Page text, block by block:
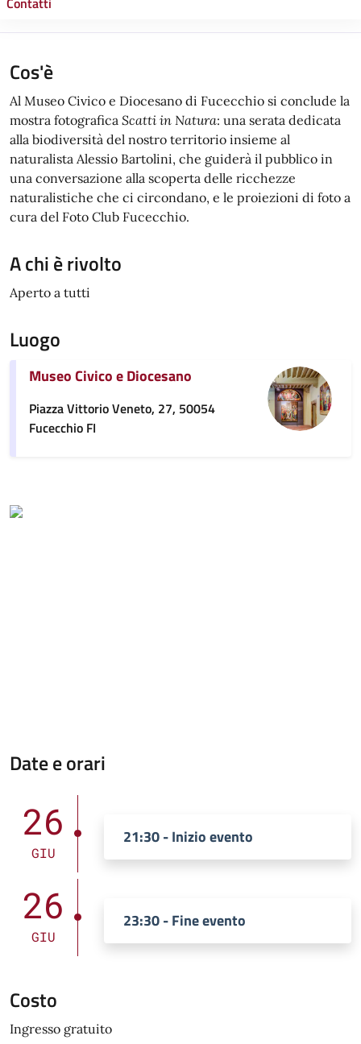
Cos'è
Al Museo Civico e Diocesano di Fucecchio si conclude la
mostra fotografica Scatti in Natura: una serata dedicata
alla biodiversità del nostro territorio insieme al
naturalista Alessio Bartolini, che guiderà il pubblico in
una conversazione alla scoperta delle ricchezze
naturalistiche che ci circondano, e le proiezioni di foto a
cura del Foto Club Fucecchio.
A chi è rivolto
Aperto a tutti
Luogo
Museo Civico e Diocesano
Piazza Vittorio Veneto, 27, 50054
Fucecchio FI
Date e orari
26
GIU
21:30 - Inizio evento
26
GIU
23:30 - Fine evento
Costo
Ingresso gratuito